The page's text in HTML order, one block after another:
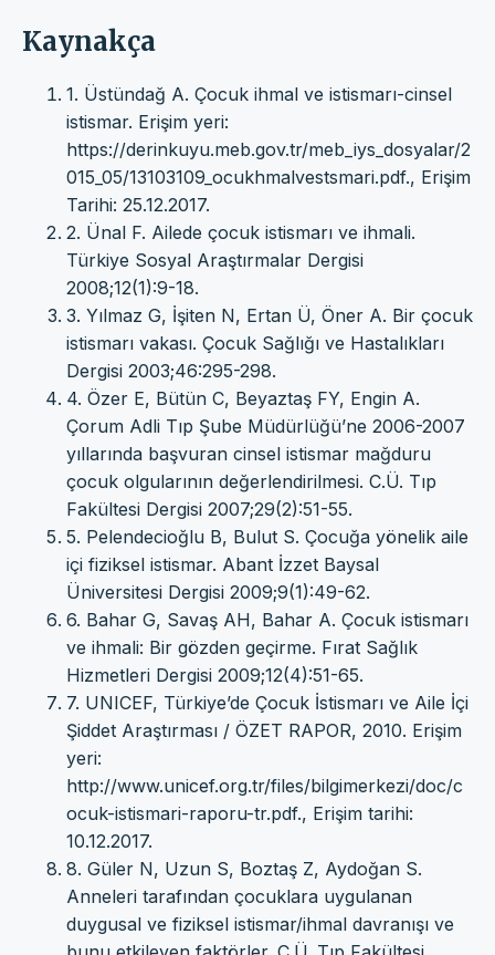
Kaynakça
1. Üstündağ A. Çocuk ihmal ve istismarı-cinsel
istismar. Erişim yeri:
https://derinkuyu.meb.gov.tr/meb_iys_dosyalar/2
015_05/13103109_ocukhmalvestsmari.pdf., Erişim
Tarihi: 25.12.2017.
2. Ünal F. Ailede çocuk istismarı ve ihmali.
Türkiye Sosyal Araştırmalar Dergisi
2008;12(1):9-18.
3. Yılmaz G, İşiten N, Ertan Ü, Öner A. Bir çocuk
istismarı vakası. Çocuk Sağlığı ve Hastalıkları
Dergisi 2003;46:295-298.
4. Özer E, Bütün C, Beyaztaş FY, Engin A.
Çorum Adli Tıp Şube Müdürlüğü’ne 2006-2007
yıllarında başvuran cinsel istismar mağduru
çocuk olgularının değerlendirilmesi. C.Ü. Tıp
Fakültesi Dergisi 2007;29(2):51-55.
5. Pelendecioğlu B, Bulut S. Çocuğa yönelik aile
içi fiziksel istismar. Abant İzzet Baysal
Üniversitesi Dergisi 2009;9(1):49-62.
6. Bahar G, Savaş AH, Bahar A. Çocuk istismarı
ve ihmali: Bir gözden geçirme. Fırat Sağlık
Hizmetleri Dergisi 2009;12(4):51-65.
7. UNICEF, Türkiye’de Çocuk İstismarı ve Aile İçi
Şiddet Araştırması / ÖZET RAPOR, 2010. Erişim
yeri:
http://www.unicef.org.tr/files/bilgimerkezi/doc/c
ocuk-istismari-raporu-tr.pdf., Erişim tarihi:
10.12.2017.
8. Güler N, Uzun S, Boztaş Z, Aydoğan S.
Anneleri tarafından çocuklara uygulanan
duygusal ve fiziksel istismar/ihmal davranışı ve